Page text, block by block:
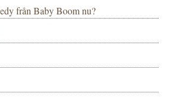
från Baby Boom nu?